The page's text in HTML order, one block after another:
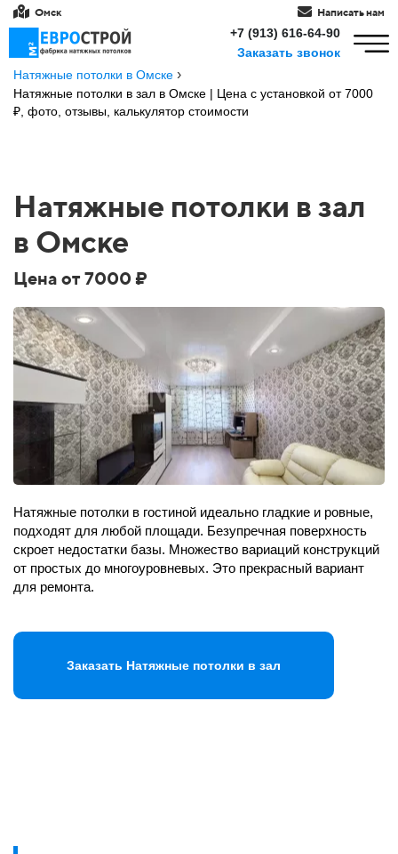
Омск Написать нам
+7 (913) 616-64-90
Заказать звонок
Натяжные потолки в Омске ›
Натяжные потолки в зал в Омске | Цена с установкой от 7000
₽, фото, отзывы, калькулятор стоимости
Натяжные потолки в зал
в Омске
Цена от 7000 ₽
Натяжные потолки в гостиной идеально гладкие и ровные,
подходят для любой площади. Безупречная поверхность
скроет недостатки базы. Множество вариаций конструкций
от простых до многоуровневых. Это прекрасный вариант
для ремонта.
Заказать Натяжные потолки в зал